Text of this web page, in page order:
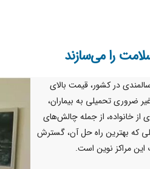
را می‌سازند
در کشور، قیمت بالای
ضروری تحمیلی به بیماران،
خانواده، از جمله چالش‌های
که بهترین راه حل آن، گسترش
مراکز نوین است.